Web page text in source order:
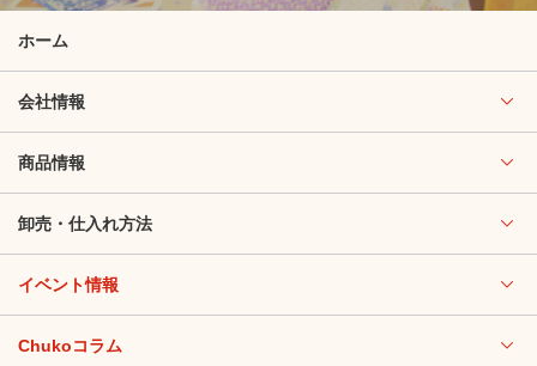
ホーム
会社情報
商品情報
卸売・仕入れ方法
イベント情報
Chukoコラム